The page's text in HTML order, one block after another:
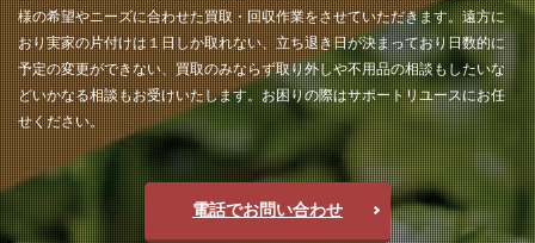
様の希望やニーズに合わせた買取・回収作業をさせていただきます。遠方に
おり実家の片付けは１日しか取れない、立ち退き日が決まっており日数的に
予定の変更ができない、買取のみならず取り外しや不用品の相談もしたいな
どいかなる相談もお受けいたします。お困りの際はサポートリユースにお任
せください。
電話でお問い合わせ